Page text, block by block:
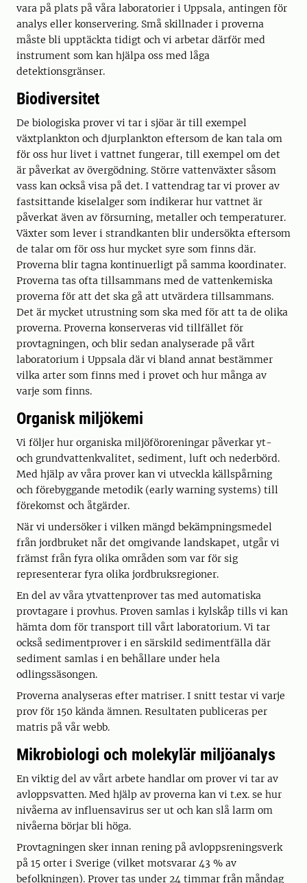
vara på plats på våra laboratorier i Uppsala, antingen för
analys eller konservering. Små skillnader i proverna
måste bli upptäckta tidigt och vi arbetar därför med
instrument som kan hjälpa oss med låga
detektionsgränser.
Biodiversitet
De biologiska prover vi tar i sjöar är till exempel
växtplankton och djurplankton eftersom de kan tala om
för oss hur livet i vattnet fungerar, till exempel om det
är påverkat av övergödning. Större vattenväxter såsom
vass kan också visa på det. I vattendrag tar vi prover av
fastsittande kiselalger som indikerar hur vattnet är
påverkat även av försurning, metaller och temperaturer.
Växter som lever i strandkanten blir undersökta eftersom
de talar om för oss hur mycket syre som finns där.
Proverna blir tagna kontinuerligt på samma koordinater.
Proverna tas ofta tillsammans med de vattenkemiska
proverna för att det ska gå att utvärdera tillsammans.
Det är mycket utrustning som ska med för att ta de olika
proverna. Proverna konserveras vid tillfället för
provtagningen, och blir sedan analyserade på vårt
laboratorium i Uppsala där vi bland annat bestämmer
vilka arter som finns med i provet och hur många av
varje som finns.
Organisk miljökemi
Vi följer hur organiska miljöföroreningar påverkar yt-
och grundvattenkvalitet, sediment, luft och nederbörd.
Med hjälp av våra prover kan vi utveckla källspårning
och förebyggande metodik (early warning systems) till
förekomst och åtgärder.
När vi undersöker i vilken mängd bekämpningsmedel
från jordbruket når det omgivande landskapet, utgår vi
främst från fyra olika områden som var för sig
representerar fyra olika jordbruksregioner.
En del av våra ytvattenprover tas med automatiska
provtagare i provhus. Proven samlas i kylskåp tills vi kan
hämta dom för transport till vårt laboratorium. Vi tar
också sedimentprover i en särskild sedimentfälla där
sediment samlas i en behållare under hela
odlingssäsongen.
Proverna analyseras efter matriser. I snitt testar vi varje
prov för 150 kända ämnen. Resultaten publiceras per
matris på vår webb.
Mikrobiologi och molekylär miljöanalys
En viktig del av vårt arbete handlar om prover vi tar av
avloppsvatten. Med hjälp av proverna kan vi t.ex. se hur
nivåerna av influensavirus ser ut och kan slå larm om
nivåerna börjar bli höga.
Provtagningen sker innan rening på avloppsreningsverk
på 15 orter i Sverige (vilket motsvarar 43 % av
befolkningen). Prover tas under 24 timmar från måndag